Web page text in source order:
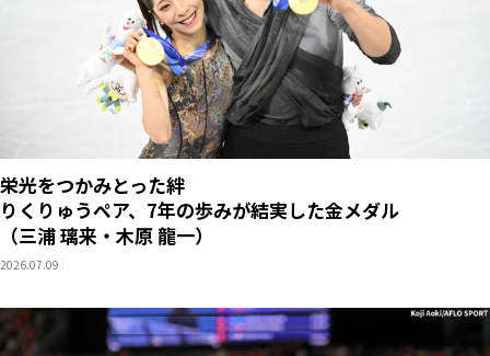
栄光をつかみとった絆
りくりゅうペア、7年の歩みが結実した金メダル
（三浦 璃来・木原 龍一）
2026.07.09